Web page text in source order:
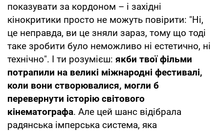
показувати за кордоном – і західні
кінокритики просто не можуть повірити: "Ні,
це неправда, ви це зняли зараз, тому що тоді
таке зробити було неможливо ні естетично, ні
технічно". І ти розумієш: якби твої фільми
потрапили на великі міжнародні фестивалі,
коли вони створювалися, могли б
перевернути історію світового
кінематографа. Але цей шанс відібрала
радянська імперська система, яка